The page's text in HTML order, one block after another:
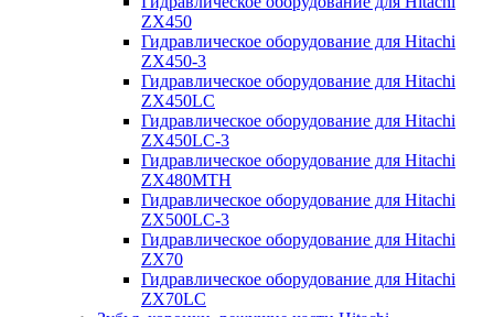
ZX450
Гидравлическое оборудование для Hitachi
ZX450-3
Гидравлическое оборудование для Hitachi
ZX450LC
Гидравлическое оборудование для Hitachi
ZX450LC-3
Гидравлическое оборудование для Hitachi
ZX480MTH
Гидравлическое оборудование для Hitachi
ZX500LC-3
Гидравлическое оборудование для Hitachi
ZX70
Гидравлическое оборудование для Hitachi
ZX70LC